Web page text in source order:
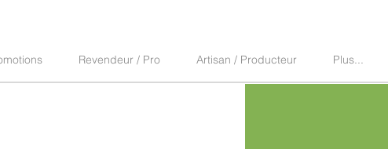
Revendeur / Pro Artisan / Producteur Plus...